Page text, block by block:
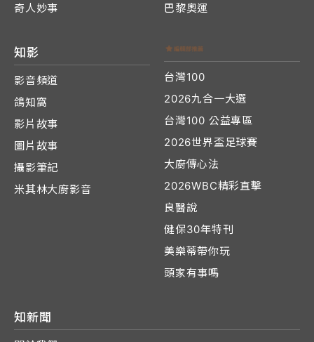
奇人妙事
巴黎奧運
知影
影音頻道
鴿知窩
影片故事
圖片故事
攝影筆記
米其林大廚影音
台灣100
2026九合一大選
台灣100 公益專區
2026世界盃足球賽
大廚傳心法
2026WBC精彩直擊
良醫說
健保30年特刊
美樂蒂帶你玩
頭家有事嗎
知新聞